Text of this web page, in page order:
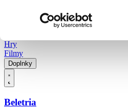
Hry
Filmy
Doplnky
Beletria